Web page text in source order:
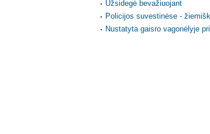
Užsidegė bevažiuojant
Policijos suvestinėse -
Nustatyta gaisro vagonėlyje